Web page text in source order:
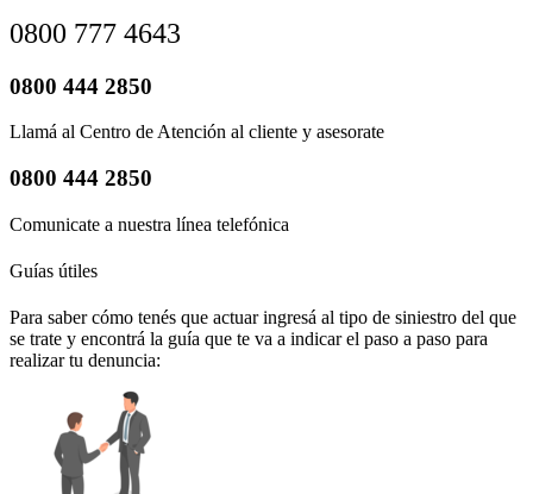
0800 777 4643
0800 444 2850
Llamá al Centro de Atención al cliente y asesorate
0800 444 2850
Comunicate a nuestra línea telefónica
Guías útiles
Para saber cómo tenés que actuar ingresá al tipo de siniestro del que
se trate y encontrá la guía que te va a indicar el paso a paso para
realizar tu denuncia: